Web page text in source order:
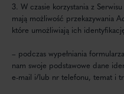
3. W czasie korzystania z Serwisu
mają możliwość przekazywania
które umożliwiają ich
– podczas wypełniania
nam swoje podstawowe dane
e-mail i/lub nr telefonu, temat i